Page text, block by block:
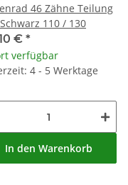
Zähne Teilung
110 / 130
€ *
verfügbar
4 - 5 Werktage
In den Warenkorb